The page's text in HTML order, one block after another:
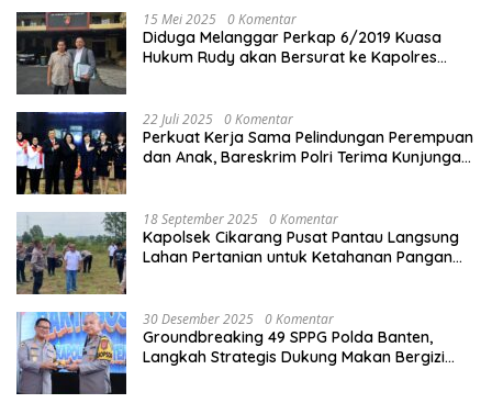
15 Mei 2025 0 Komentar
Diduga Melanggar Perkap 6/2019 Kuasa
Hukum Rudy akan Bersurat ke Kapolres
22 Juli 2025 0 Komentar
Perkuat Kerja Sama Pelindungan Perempuan
dan Anak, Bareskrim Polri Terima Kunjungan
18 September 2025 0 Komentar
Kapolsek Cikarang Pusat Pantau Langsung
Lahan Pertanian untuk Ketahanan Pangan
30 Desember 2025 0 Komentar
Groundbreaking 49 SPPG Polda Banten,
Langkah Strategis Dukung Makan Bergizi